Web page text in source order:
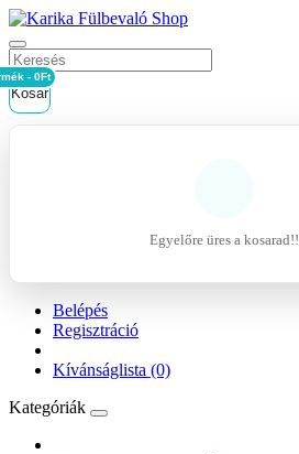
Kosár
- 0Ft
Egyelőre üres a kosarad!!
Belépés
Regisztráció
Kívánságlista (0)
Kategóriák